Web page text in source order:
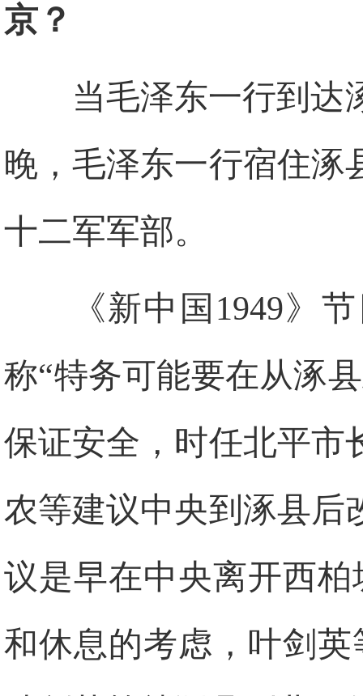
京？
当毛泽东一行到达
晚，毛泽东一行宿住涿
十二军军部。
《新中国1949》
称“特务可能要在从涿
保证安全，时任北平市
农等建议中央到涿县后
议是早在中央离开西
和休息的考虑，叶剑